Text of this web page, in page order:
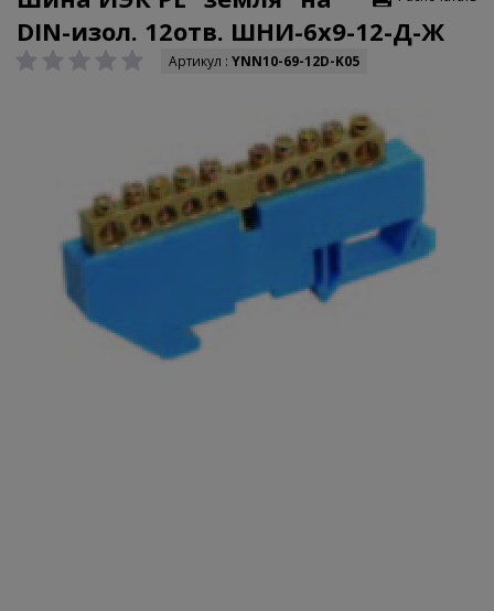
DIN-изол. 12отв. ШНИ-6x9-12-Д-Ж
Артикул : YNN10-69-12D-K05